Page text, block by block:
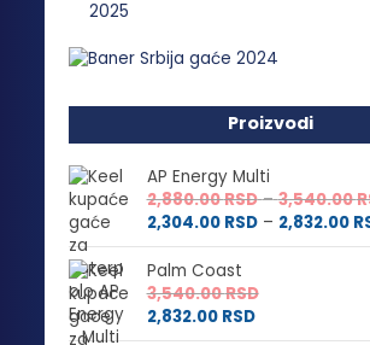
Proizvodi
AP Energy Multi
2,880.00RSD – 3,540.00
2,304.00 RSD – 2,832.00
Palm Coast
3,540.00RSD
2,832.00 RSD